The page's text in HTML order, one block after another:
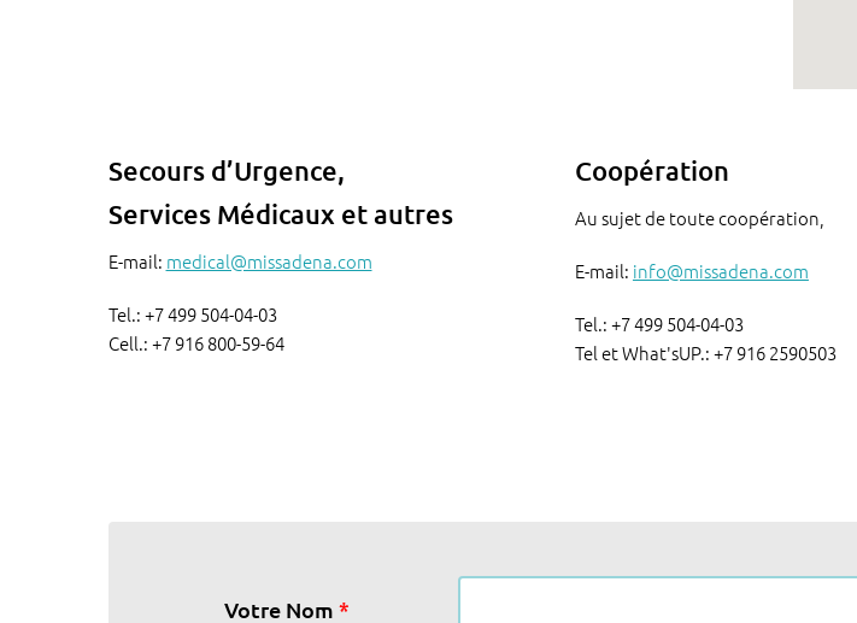
Secours d’Urgence,
Services Médicaux et autres
E-mail: medical@missadena.com
Tel.: +7 499 504-04-03
Cell.: +7 916 800-59-64
Coopération
Au sujet de toute coopération,
E-mail: info@missadena.com
Tel.: +7 499 504-04-03
Tel et What'sUP.: +7 916 2590503
Votre Nom *